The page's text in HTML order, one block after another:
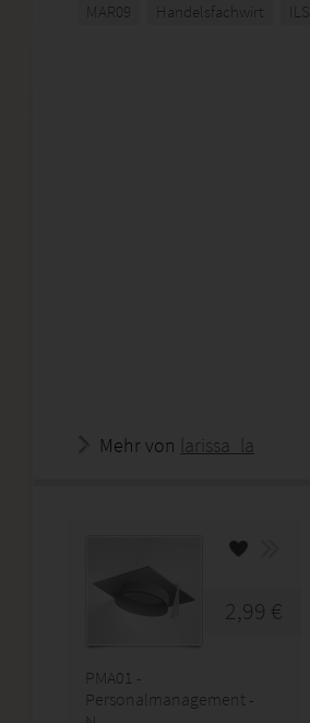
MAR09 Handelsfachwirt ILS
Mehr von larissa_la
2,99 €
PMA01 -
Personalmanagement -